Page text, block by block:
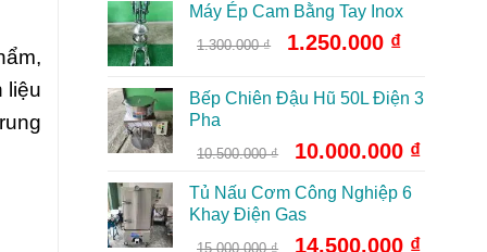
liệu
30.000.000 ₫.
Máy Ép Cam Bằng Tay Inox
1.300.000₫
Giá
1.300.000 ₫.
1.250.000 ₫Giá
là:
Bếp Chiên Đậu Hũ 50L Điện 3
Pha
10.500.000₫
Giá
là:
10.500.000 ₫.
10.000.000 ₫Giá
Tủ Nấu Cơm Công Nghiệp 6
Khay Điện Gas
15.000.000₫
Giá
14.500.000 ₫Giá